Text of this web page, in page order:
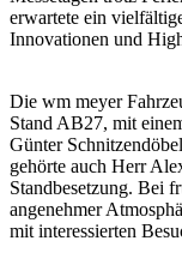
erwartete ein
Innovationen und
Die wm meyer
Stand AB27, mit
Günter
gehörte auch Herr
Standbesetzung. Bei
angenehmer
mit interessierten